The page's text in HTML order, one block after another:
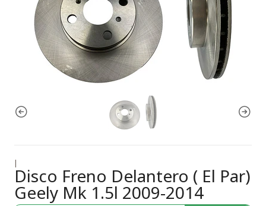
|
Disco Freno Delantero ( El Par)
Geely Mk 1.5l 2009-2014